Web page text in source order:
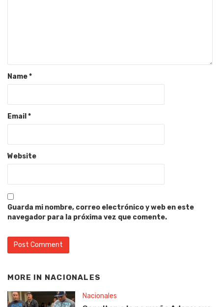
Name*
Email *
Website
Guarda mi nombre, correo electrónico y web en este
navegador para la próxima vez que comente.
MORE IN NACIONALES
Nacionales